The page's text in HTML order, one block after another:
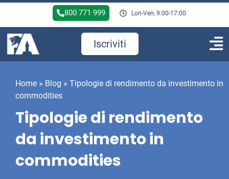
800 771 999 Lun-Ven, 9:00-17:00
Iscriviti
Home » Blog » Tipologie di rendimento da investimento in
commodities
Tipologie di rendimento
da investimento in
commodities